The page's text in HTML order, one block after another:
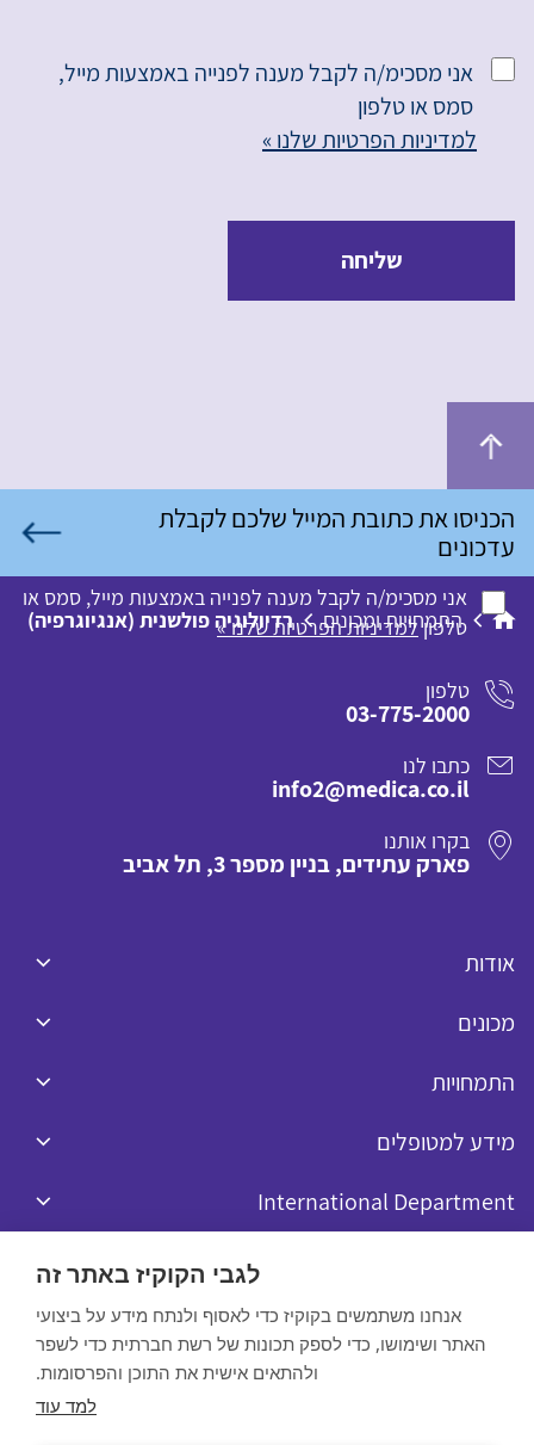
לגבי הקוקיז באתר זה
אנחנו משתמשים בקוקיז כדי לאסוף ולנתח מידע על ביצועי
האתר ושימושו, כדי לספק תכונות של רשת חברתית כדי לשפר
ולהתאים אישית את התוכן והפרסומות.
למד עוד
אני מסכימ/ה לקבל מענה לפנייה באמצעות מייל,
סמס או טלפון
למדיניות הפרטיות שלנו »
שליחה
אני מסכימ/ה לקבל מענה לפנייה באמצעות מייל, סמס או
טלפוןלמדיניות הפרטיות שלנו »
התמחויות ומכונים רדיולוגיה פולשנית (אנגיוגרפיה)
טלפון
03-775-2000
כתבו לנו
info2@medica.co.il
בקרו אותנו
פארק עתידים, בניין מספר 3, תל אביב
אודות
מכונים
התמחויות
מידע למטופלים
International Department
כל הזכויות שמורות לרפאל © 2020